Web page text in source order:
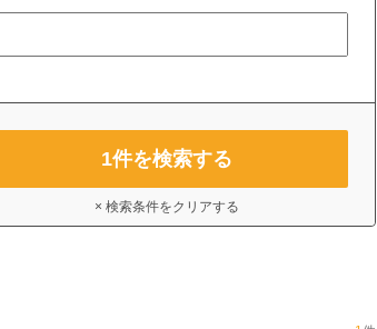
1件を検索する
× 検索条件をクリアする